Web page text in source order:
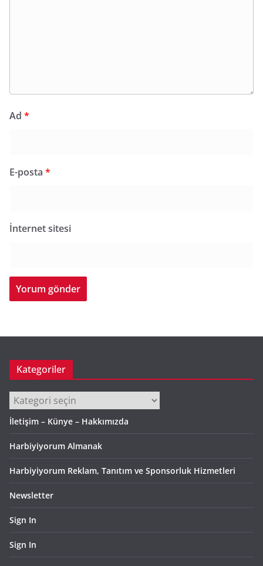
Ad *
E-posta *
İnternet sitesi
Kategoriler
Kategoriler
İletişim – Künye – Hakkımızda
Harbiyiyorum Almanak
Harbiyiyorum Reklam, Tanıtım ve Sponsorluk Hizmetleri
Newsletter
Sign In
Sign In